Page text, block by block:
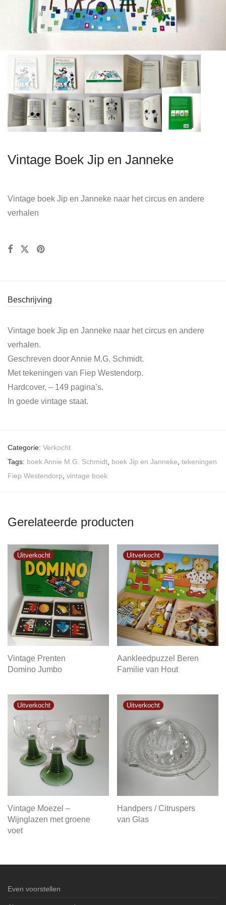
Vintage Boek Jip en Janneke
Vintage boek Jip en Janneke naar het circus en andere
verhalen
Beschrijving
Vintage boek Jip en Janneke naar het circus en andere
verhalen.
Geschreven door Annie M.G. Schmidt.
Met tekeningen van Fiep Westendorp.
Hardcover, – 149 pagina’s.
In goede vintage staat.
Categorie: Verkocht
Tags: boek Annie M.G. Schmidt boek Jip en Janneke tekeningen
Fiep Westendorp vintage boek
Gerelateerde producten
Vintage Prenten
Domino Jumbo
Aankleedpuzzel Beren
Familie van Hout
Vintage Moezel –
Wijnglazen met groene
voet
Handpers / Citruspers
van Glas
Even voorstellen